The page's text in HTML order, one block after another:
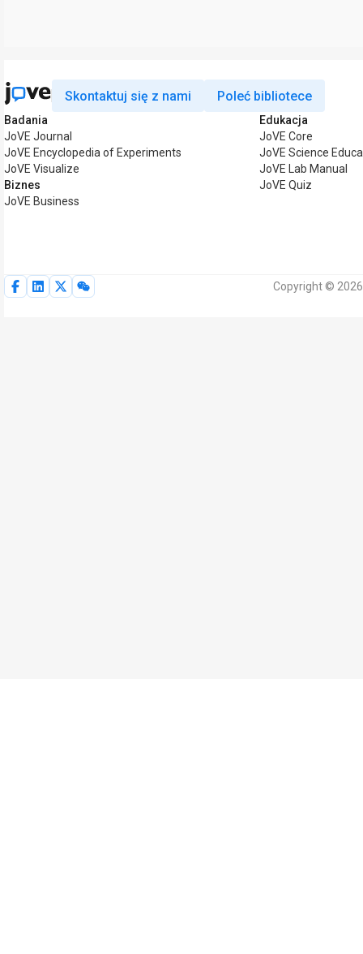
Skontaktuj się z nami Poleć bibliotece
Badania
JoVE Journal
JoVE Encyclopedia of Experiments
JoVE Visualize
Biznes
JoVE Business
Edukacja
JoVE Core
JoVE Science
JoVE Lab Manual
JoVE Quiz
Copyright ©